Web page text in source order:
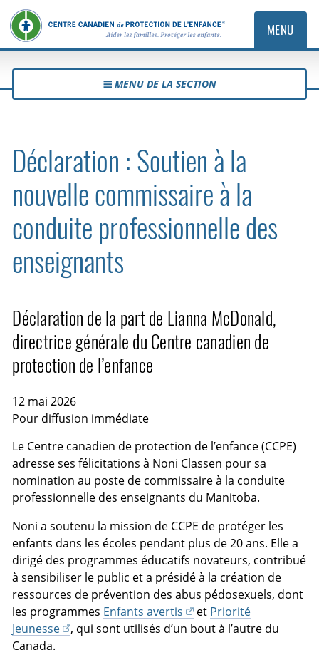
MENU
MENU DE LA SECTION
Déclaration : Soutien à la
nouvelle commissaire à la
conduite professionnelle des
enseignants
Déclaration de la part de Lianna McDonald,
directrice générale du Centre canadien de
protection de l’enfance
12 mai 2026
Pour diffusion immédiate
Le Centre canadien de protection de l’enfance (CCPE)
adresse ses félicitations à Noni Classen pour sa
nomination au poste de commissaire à la conduite
professionnelle des enseignants du Manitoba.
Noni a soutenu la mission de CCPE de protéger les
enfants dans les écoles pendant plus de 20 ans. Elle a
dirigé des programmes éducatifs novateurs, contribué
à sensibiliser le public et a présidé à la création de
ressources de prévention des abus pédosexuels, dont
les programmes Enfants avertis et Priorité
Jeunesse
, qui sont utilisés d’un bout à l’autre du
Canada.